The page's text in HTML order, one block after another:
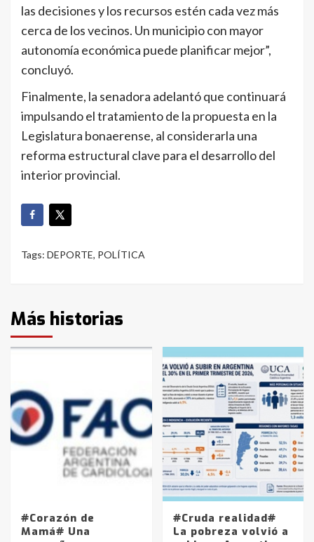
las decisiones y los recursos estén cada vez más
cerca de los vecinos. Un municipio con mayor
autonomía económica puede planificar mejor”,
concluyó.
Finalmente, la senadora adelantó que continuará
impulsando el tratamiento de la propuesta en la
Legislatura bonaerense, al considerarla una
reforma estructural clave para el desarrollo del
interior provincial.
Tags: DEPORTE, POLÍTICA
Más historias
#Corazón de
Mamá# Una
#Cruda realidad#
La pobreza volvió a